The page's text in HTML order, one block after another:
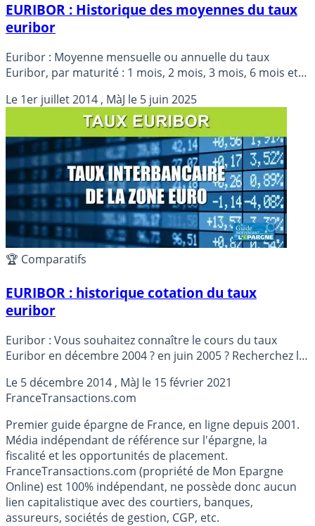
EURIBOR : Historique des moyennes du taux
euribor
Euribor : Moyenne mensuelle ou annuelle du taux
Euribor, par maturité : 1 mois, 2 mois, 3 mois, 6 mois et
Le 1er juillet 2014 , MàJ le 5 juin 2025
🏆 Comparatifs
EURIBOR : historique cotation du taux
euribor
Euribor : Vous souhaitez connaître le cours du taux
Euribor en décembre 2004 ? en juin 2005 ? Recherchez la
souhaitée et vous obtiendrez les cotations de taux
Euribor pour toutes les maturités Euribor (1 mois, 2
mois, 3 mois, 6 mois et Euribor 1 an).
Le 5 décembre 2014 , MàJ le 15 février 2021
FranceTransactions.com
Premier guide épargne de France, en ligne depuis 2001.
Média indépendant de référence sur l'épargne, la
fiscalité et les opportunités de placement.
FranceTransactions.com (propriété de Mon Epargne
Online) est 100% indépendant, ne possède donc aucun
lien capitalistique avec des courtiers, banques,
assureurs, sociétés de gestion, CGP, etc.